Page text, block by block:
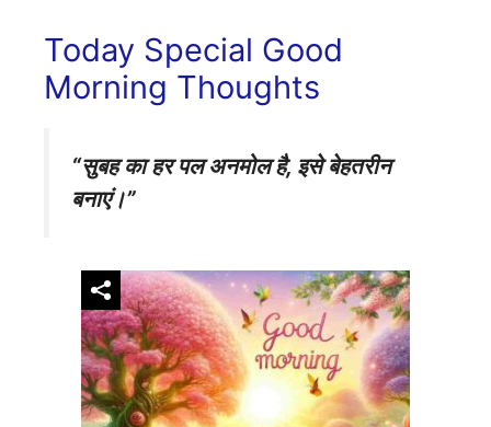
Today Special Good
Morning Thoughts
“सुबह का हर पल अनमोल है, इसे बेहतरीन
बनाएं।”